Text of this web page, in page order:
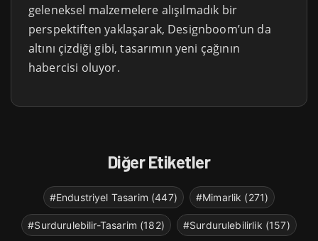
geleneksel malzemelere alışılmadık bir
perspektiften yaklaşarak, Designboom’un da
altını çizdiği gibi, tasarımın yeni çağının
habercisi oluyor.
Diğer Etiketler
#Endustriyel Tasarim (447) #Mimarlik (271)
#Surdurulebilir-Tasarim (182) #Surdurulebilirlik (157)